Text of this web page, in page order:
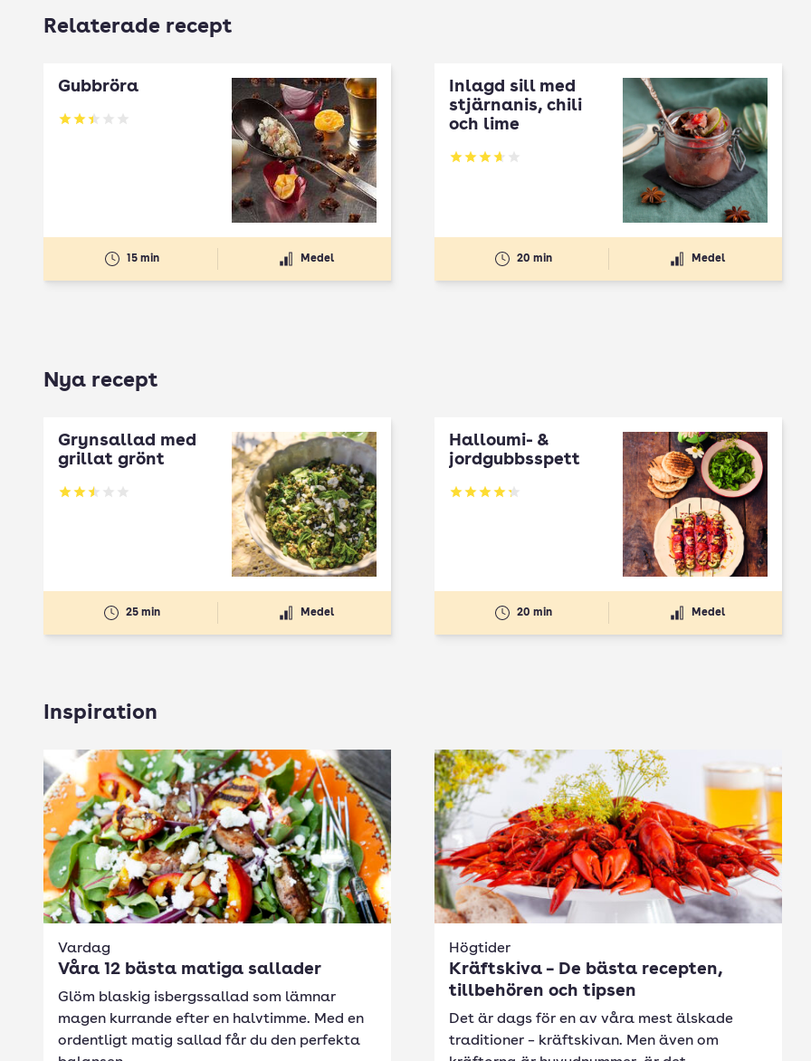
Relaterade recept
Gubbröra
Betyg: 2.43 av 5
15 min Medel
Inlagd sill med
stjärnanis, chili
och lime
Betyg: 3.65 av 5
20 min Medel
Nya recept
Grynsallad med
grillat grönt
Betyg: 2.5 av 5
25 min Medel
Halloumi- &
jordgubbsspett
Betyg: 4.3 av 5
20 min Medel
Inspiration
Vardag
Våra 12 bästa matiga sallader
Glöm blaskig isbergssallad som lämnar
magen kurrande efter en halvtimme. Med en
ordentligt matig sallad får du den perfekta
Högtider
Kräftskiva – De bästa recepten,
tillbehören och tipsen
Det är dags för en av våra mest älskade
traditioner – kräftskivan. Men även om